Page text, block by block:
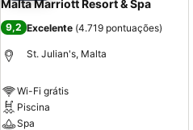
Malta Marriott Resort & Spa
9,2 Excelente (4.719 pontuações)
St. Julian's, Malta
Wi-Fi grátis
Piscina
Spa